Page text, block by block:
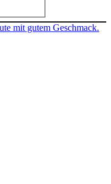
mit gutem Geschmack.